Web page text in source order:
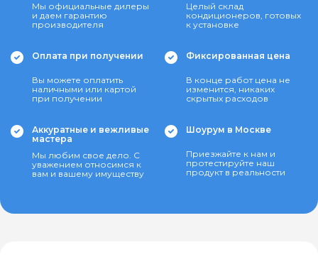
Мы официальные дилеры
и даем гарантию
производителя
Целый склад
кондиционеров, готовых
к установке
Оплата при получении
Вы можете оплатить
наличными или картой
при получении
Фиксированная цена
В конце работ цена не
изменится, никаких
скрытых расходов
Аккуратные и вежливые
мастера
Мы любим свое дело. С
уважением относимся к
вам и вашему имуществу
Шоурум в Москве
Приезжайте к нам и
протестируйте наш
продукт в реальности